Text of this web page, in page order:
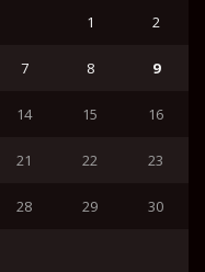
1 2
7 8 9
14 15 16
21 22 23
28 29 30